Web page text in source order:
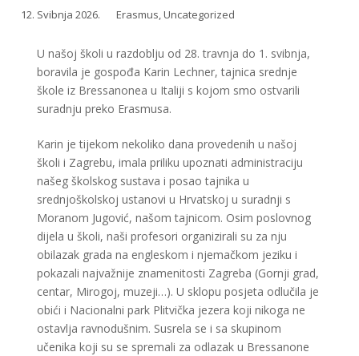
12. Svibnja 2026. Erasmus,Uncategorized
U našoj školi u razdoblju od 28. travnja do 1. svibnja,
boravila je gospođa Karin Lechner, tajnica srednje
škole iz Bressanonea u Italiji s kojom smo ostvarili
suradnju preko Erasmusa.
Karin je tijekom nekoliko dana provedenih u našoj
školi i Zagrebu, imala priliku upoznati administraciju
našeg školskog sustava i posao tajnika u
srednjoškolskoj ustanovi u Hrvatskoj u suradnji s
Moranom Jugović, našom tajnicom. Osim poslovnog
dijela u školi, naši profesori organizirali su za nju
obilazak grada na engleskom i njemačkom jeziku i
pokazali najvažnije znamenitosti Zagreba (Gornji grad,
centar, Mirogoj, muzeji…). U sklopu posjeta odlučila je
obići i Nacionalni park Plitvička jezera koji nikoga ne
ostavlja ravnodušnim. Susrela se i sa skupinom
učenika koji su se spremali za odlazak u Bressanone